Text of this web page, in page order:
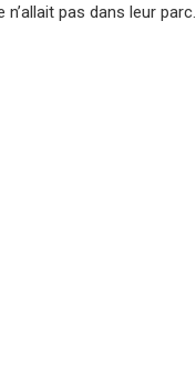
pas dans leur parc.